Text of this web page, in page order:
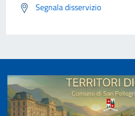
Segnala disservizio